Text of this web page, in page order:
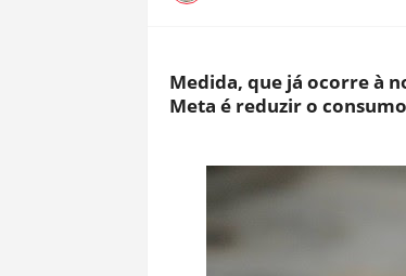
Medida, que já ocorre à
Meta é reduzir o